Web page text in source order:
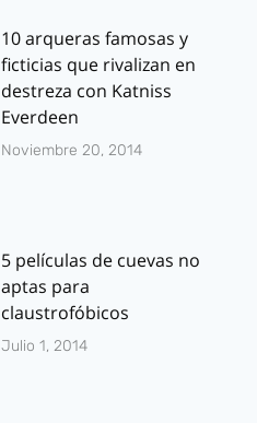
10 arqueras famosas y
ficticias que rivalizan en
destreza con Katniss
Everdeen
Noviembre 20, 2014
5 películas de cuevas no
aptas para
claustrofóbicos
Julio 1, 2014